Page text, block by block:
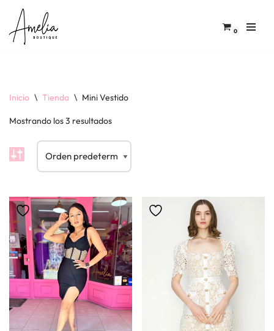
Saltar
0
Inicio \ Tienda \ Mini Vestido
Mostrando los 3 resultados